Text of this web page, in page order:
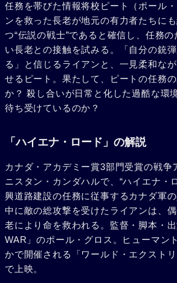
任務を帯びた情報将校ピート（ポール
ンを救った長老が地元の有力者たちに
つ“伝説の戦士”であると確信し、任務
い長老との接触を試みる。「自分の銃
る」と信じるライアンと、一見柔和な
せるピート。果たして、ピートの任務
か？ 殺し合いが日常と化した過酷な環
待ち受けているのか？
「ハイエナ・ロード」の解説
カナダ・アカデミー賞3部門受賞の戦争
ニスタン・カンダハルで、“ハイエナ・
興道路建設の任務に従事するカナダ軍
中に敵の総攻撃を受けたライアンは、
老により命を救われる。監督・脚本・
WAR」のポール・グロス。ヒューマン
かで開催される「ワールド・エクストリ
で上映。